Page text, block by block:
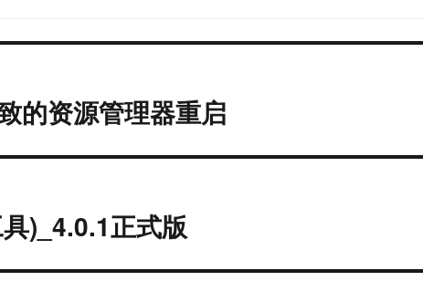
的资源管理器重启
)_4.0.1正式版